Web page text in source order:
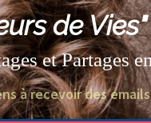
dimensions que
d’artistetout en